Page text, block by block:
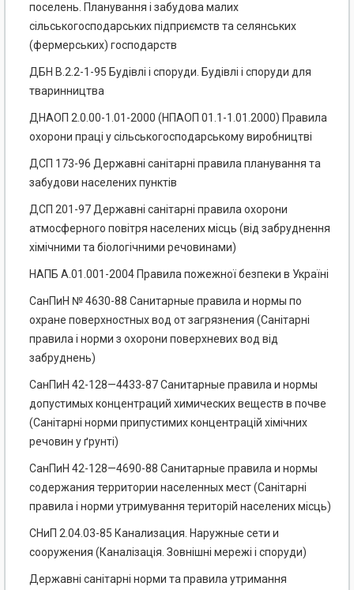
поселень. Планування і забудова малих
сільськогосподарських підприємств та селянських
(фермерських) господарств
ДБН В.2.2-1-95 Будівлі і споруди. Будівлі і споруди для
тваринництва
ДНАОП 2.0.00-1.01-2000 (НПАОП 01.1-1.01.2000) Правила
охорони праці у сільськогосподарському виробництві
ДСП 173-96 Державні санітарні правила планування та
забудови населених пунктів
ДСП 201-97 Державні санітарні правила охорони
атмосферного повітря населених місць (від забруднення
хімічними та біологічними речовинами)
НАПБ А.01.001-2004 Правила пожежної безпеки в Україні
СанПиН № 4630-88 Санитарные правила и нормы по
охране поверхностных вод от загрязнения (Санітарні
правила і норми з охорони поверхневих вод від
забруднень)
СанПиН 42-128—4433-87 Санитарные правила и нормы
допустимых концентраций химических веществ в почве
(Санітарні норми припустимих концентрацій хімічних
речовин у ґрунті)
СанПиН 42-128—4690-88 Санитарные правила и нормы
содержания территории населенных мест (Санітарні
правила і норми утримування територій населених місць)
СНиП 2.04.03-85 Канализация. Наружные сети и
сооружения (Каналізація. Зовнішні мережі і споруди)
Державні санітарні норми та правила утримання